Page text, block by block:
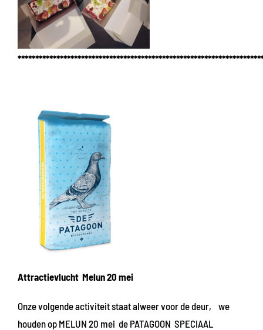
Attractievlucht Melun 20 mei
Onze volgende activiteit staat alweer voor de deur, we
houden op MELUN 20 mei de PATAGOON SPECIAAL